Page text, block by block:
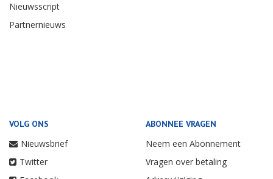
Nieuwsscript
Partnernieuws
VOLG ONS
Nieuwsbrief
Twitter
ABONNEE VRAGEN
Neem een Abonnement
Vragen over betaling